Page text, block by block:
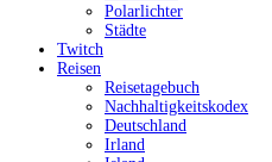
Polarlichter
Städte
Twitch
Reisen
Reisetagebuch
Nachhaltigkeitskodex
Deutschland
Irland